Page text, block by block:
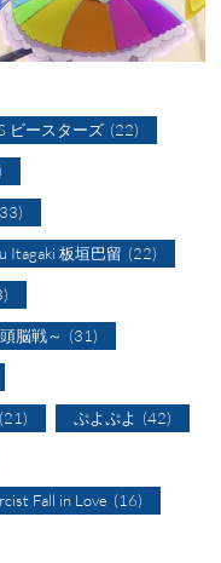
ビースターズ (22)
Itagaki 板垣巴留 (22)
脳戦～ (31)
(21) ぷよぷよ (42)
Fall in Love (16)